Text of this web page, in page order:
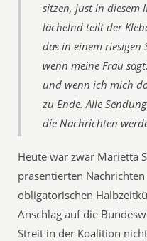
sitzen, just in diesem
lächelnd teilt der
das in einem riesigen
wenn meine Frau
und wenn ich mich
zu Ende. Alle
die Nachrichten
Heute war zwar Marietta
präsentierten
obligatorischen
Anschlag auf die
Streit in der Koalition